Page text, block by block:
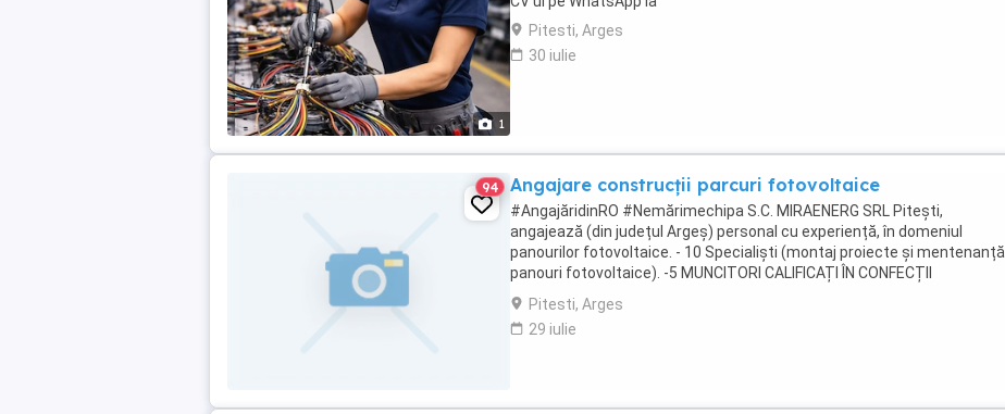
1
Pitesti, Arges
30 iulie
94 Angajare construcții parcuri fotovoltaice
#AngajăridinRO #Nemărimechipa S.C. MIRAENERG SRL Pitești,
angajează (din județul Argeș) personal cu experiență, în domeniul
panourilor fotovoltaice. - 10 Specialiști (montaj proiecte și mentenanță
panouri fotovoltaice). -5 MUNCITORI CALIFICAȚI ÎN CONFECȚII
METALICE. -5 lucrători (necalificați) ajutor ...
Pitesti, Arges
29 iulie